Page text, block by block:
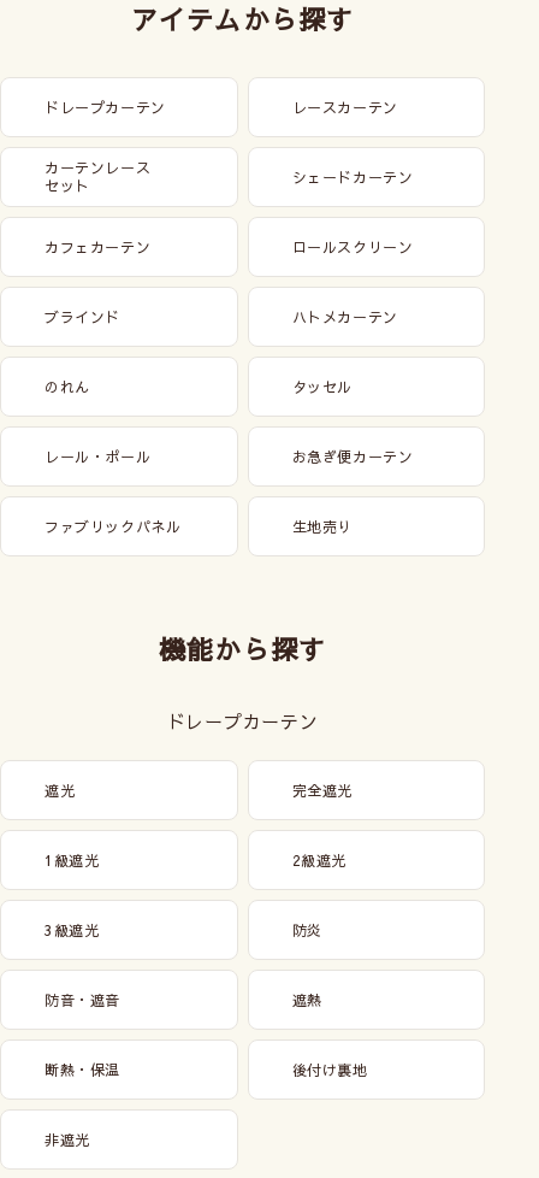
アイテムから探す
ドレープカーテン レースカーテン
カーテンレース
セット
シェードカーテン
カフェカーテン ロールスクリーン
ブラインド ハトメカーテン
のれん タッセル
レール・ポール お急ぎ便カーテン
ファブリックパネル 生地売り
機能から探す
ドレープカーテン
遮光 完全遮光
1級遮光 2級遮光
3級遮光 防炎
防音・遮音 遮熱
断熱・保温 後付け裏地
非遮光